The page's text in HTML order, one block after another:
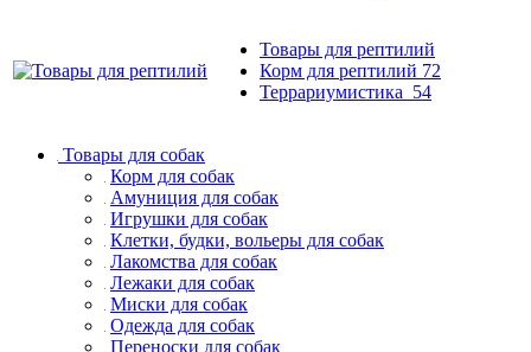
Товары для рептилий
Корм для рептилий 72
Террариумистика 54
Товары для собак
Корм для собак
Амуниция для собак
Игрушки для собак
Клетки, будки, вольеры для собак
Лакомства для собак
Лежаки для собак
Миски для собак
Одежда для собак
Переноски для собак